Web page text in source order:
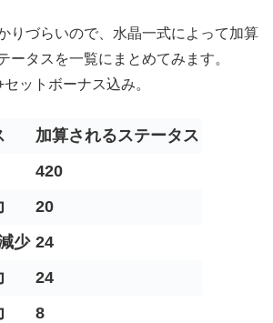
りづらいので、水晶一式によって加算
ータスを一覧にまとめてみます。
ットボーナス込み。
加算されるステータス
420
20
少 24
24
8